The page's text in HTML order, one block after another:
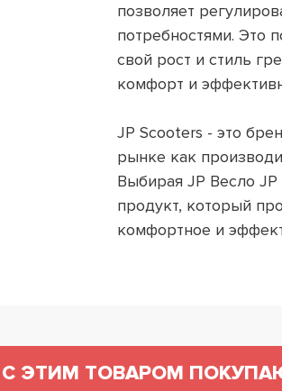
позволяет
потребностями. Это
свой рост и стиль
комфорт и
JP Scooters - это
рынке как
Выбирая JP Весло
продукт, который
комфортное и
С ЭТИМ ТОВАРОМ